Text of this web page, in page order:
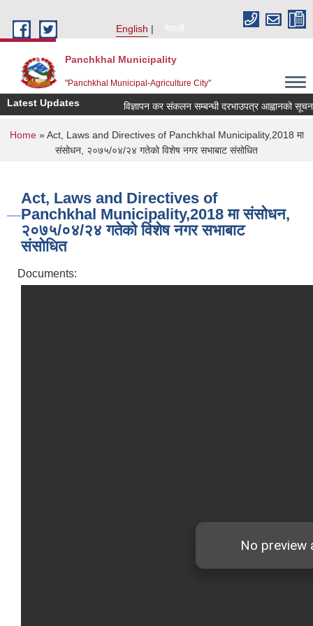
English
नेपाली
Panchkhal Municipality
"Panchkhal Municipal-Agriculture City"
Latest Updates विज्ञापन कर संकलन सम्बन्धी दरभाउपत्र आह्वानको सूचना
You are here
Home» Act, Laws and Directives of Panchkhal Municipality,2018 मा
संसोधन, २०७५/०४/२४ गतेको विशेष नगर सभाबाट संसोधित
Act, Laws and Directives of
Panchkhal Municipality,2018 मा संसोधन,
२०७५/०४/२४ गतेको विशेष नगर सभाबाट
संसोधित
Documents: